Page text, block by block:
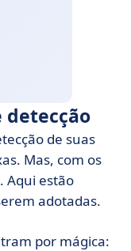
detecção
de suas
Mas, com os
Aqui estão
adotadas.
por mágica: